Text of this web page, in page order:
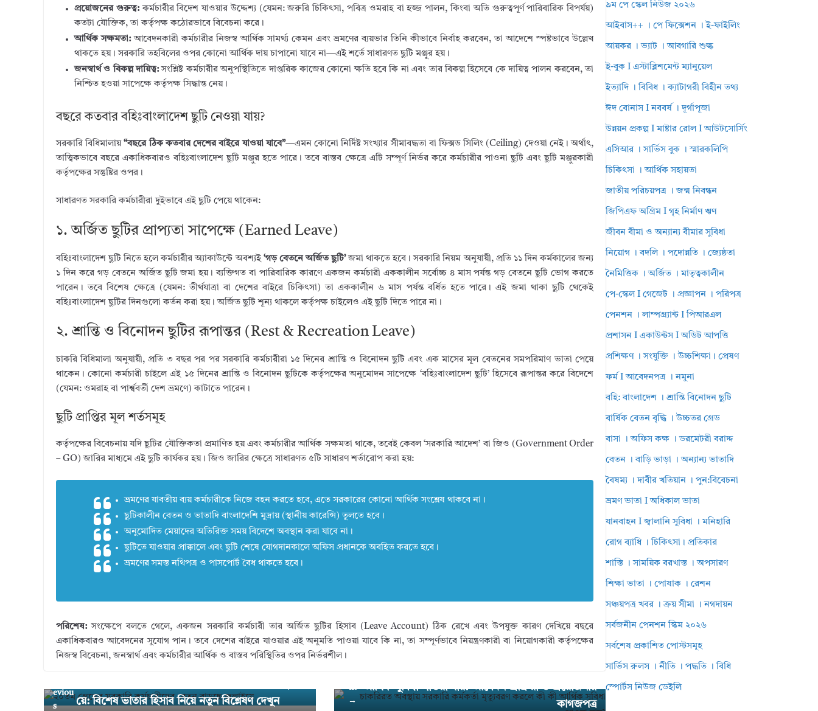
প্রয়োজনের গুরুত্ব:কর্মচারীর বিদেশ যাওয়ার উদ্দেশ্য (যেমন: জরুরি চিকিৎসা, পবিত্র ওমরাহ বা হজ্জ পালন, কিংবা অতি গুরুত্বপূর্ণ পারিবারিক বিপর্যয়)
কতটা যৌক্তিক, তা কর্তৃপক্ষ কঠোরভাবে বিবেচনা করে।
আর্থিক সক্ষমতা:আবেদনকারী কর্মচারীর নিজস্ব আর্থিক সামর্থ্য কেমন এবং ভ্রমণের ব্যয়ভার তিনি কীভাবে নির্বাহ করবেন, তা আদেশে স্পষ্টভাবে উল্লেখ
থাকতে হয়। সরকারি তহবিলের ওপর কোনো আর্থিক দায় চাপানো যাবে না—এই শর্তে সাধারণত ছুটি মঞ্জুর হয়।
জনস্বার্থ ও বিকল্প দায়িত্ব:সংশ্লিষ্ট কর্মচারীর অনুপস্থিতিতে দাপ্তরিক কাজের কোনো ক্ষতি হবে কি না এবং তার বিকল্প হিসেবে কে দায়িত্ব পালন করবেন, তা
নিশ্চিত হওয়া সাপেক্ষে কর্তৃপক্ষ সিদ্ধান্ত নেয়।
বছরে কতবার বহিঃবাংলাদেশ ছুটি নেওয়া যায়?
সরকারি বিধিমালায়“বছরে ঠিক কতবার দেশের বাইরে যাওয়া যাবে”—এমন কোনো নির্দিষ্ট সংখ্যার সীমাবদ্ধতা বা ফিক্সড সিলিং (Ceiling) দেওয়া নেই। অর্থাৎ,
তাত্ত্বিকভাবে বছরে একাধিকবারও বহিঃবাংলাদেশ ছুটি মঞ্জুর হতে পারে। তবে বাস্তব ক্ষেত্রে এটি সম্পূর্ণ নির্ভর করে কর্মচারীর পাওনা ছুটি এবং ছুটি মঞ্জুরকারী
কর্তৃপক্ষের সন্তুষ্টির ওপর।
সাধারণত সরকারি কর্মচারীরা দুইভাবে এই ছুটি পেয়ে থাকেন:
১. অর্জিত ছুটির প্রাপ্যতা সাপেক্ষে (Earned Leave)
বহিঃবাংলাদেশ ছুটি নিতে হলে কর্মচারীর অ্যাকাউন্টে অবশ্যই ‘গড় বেতনে অর্জিত ছুটি’জমা থাকতে হবে। সরকারি নিয়ম অনুযায়ী, প্রতি ১১ দিন কর্মকালের জন্য
১ দিন করে গড় বেতনে অর্জিত ছুটি জমা হয়। ব্যক্তিগত বা পারিবারিক কারণে একজন কর্মচারী এককালীন সর্বোচ্চ ৪ মাস পর্যন্ত গড় বেতনে ছুটি ভোগ করতে
পারেন। তবে বিশেষ ক্ষেত্রে (যেমন: তীর্থযাত্রা বা দেশের বাইরে চিকিৎসা) তা এককালীন ৬ মাস পর্যন্ত বর্ধিত হতে পারে। এই জমা থাকা ছুটি থেকেই
বহিঃবাংলাদেশ ছুটির দিনগুলো কর্তন করা হয়। অর্জিত ছুটি শূন্য থাকলে কর্তৃপক্ষ চাইলেও এই ছুটি দিতে পারে না।
২. শ্রান্তি ও বিনোদন ছুটির রূপান্তর (Rest & Recreation Leave)
চাকরি বিধিমালা অনুযায়ী, প্রতি ৩ বছর পর পর সরকারি কর্মচারীরা ১৫ দিনের শ্রান্তি ও বিনোদন ছুটি এবং এক মাসের মূল বেতনের সমপরিমাণ ভাতা পেয়ে
থাকেন। কোনো কর্মচারী চাইলে এই ১৫ দিনের শ্রান্তি ও বিনোদন ছুটিকে কর্তৃপক্ষের অনুমোদন সাপেক্ষে ‘বহিঃবাংলাদেশ ছুটি’ হিসেবে রূপান্তর করে বিদেশে
(যেমন: ওমরাহ বা পার্শ্ববর্তী দেশ ভ্রমণে) কাটাতে পারেন।
ছুটি প্রাপ্তির মূল শর্তসমূহ
কর্তৃপক্ষের বিবেচনায় যদি ছুটির যৌক্তিকতা প্রমাণিত হয় এবং কর্মচারীর আর্থিক সক্ষমতা থাকে, তবেই কেবল ‘সরকারি আদেশ’ বা জিও (Government Order
– GO) জারির মাধ্যমে এই ছুটি কার্যকর হয়। জিও জারির ক্ষেত্রে সাধারণত ৫টি সাধারণ শর্তারোপ করা হয়:
ভ্রমণের যাবতীয় ব্যয় কর্মচারীকে নিজে বহন করতে হবে, এতে সরকারের কোনো আর্থিক সংশ্লেষ থাকবে না।
ছুটিকালীন বেতন ও ভাতাদি বাংলাদেশি মুদ্রায় (স্থানীয় কারেন্সি) তুলতে হবে।
অনুমোদিত মেয়াদের অতিরিক্ত সময় বিদেশে অবস্থান করা যাবে না।
ছুটিতে যাওয়ার প্রাক্কালে এবং ছুটি শেষে যোগদানকালে অফিস প্রধানকে অবহিত করতে হবে।
ভ্রমণের সমস্ত নথিপত্র ও পাসপোর্ট বৈধ থাকতে হবে।
পরিশেষ:সংক্ষেপে বলতে গেলে, একজন সরকারি কর্মচারী তার অর্জিত ছুটির হিসাব (Leave Account) ঠিক রেখে এবং উপযুক্ত কারণ দেখিয়ে বছরে
একাধিকবারও আবেদনের সুযোগ পান। তবে দেশের বাইরে যাওয়ার এই অনুমতি পাওয়া যাবে কি না, তা সম্পূর্ণভাবে নিয়ন্ত্রণকারী বা নিয়োগকারী কর্তৃপক্ষের
নিজস্ব বিবেচনা, জনস্বার্থ এবং কর্মচারীর আর্থিক ও বাস্তব পরিস্থিতির ওপর নির্ভরশীল।
eviou
s
য়ে: বিশেষ ভাতার হিসাব নিয়ে নতুন বিশ্লেষণ দেখুন
xt
→
আর্থিক সুবিধা পাওয়া যায়? আবেদন প্রক্রিয়া ও প্রয়োজনীয়
কাগজপত্র
৯ম পে স্কেল নিউজ ২০২৬
আইবাস++ । পে ফিক্সেশন । ই-ফাইলিং
আয়কর । ভ্যাট । আবগারি শুল্ক
ই-বুক I এস্টাব্লিশমেন্ট ম্যানুয়েল
ইত্যাদি । বিবিধ । ক্যাটাগরী বিহীন তথ্য
ঈদ বোনাস I নববর্ষ । দূর্গাপূজা
উন্নয়ন প্রকল্প I মাষ্টার রোল I আউটসোর্সিং
এসিআর । সার্ভিস বুক । স্মারকলিপি
চিকিৎসা । আর্থিক সহায়তা
জাতীয় পরিচয়পত্র । জন্ম নিবন্ধন
জিপিএফ অগ্রিম I গৃহ নির্মাণ ঋণ
জীবন বীমা ও অন্যান্য বীমার সুবিধা
নিয়োগ । বদলি । পদোন্নতি । জ্যেষ্ঠতা
নৈমিত্তিক । অর্জিত । মাতৃত্বকালীন
পে-স্কেল I গেজেট । প্রজ্ঞাপন । পরিপত্র
পেনশন । লাম্পগ্র্যান্ট I পিআরএল
প্রশাসন I একাউন্টস I অডিট আপত্তি
প্রশিক্ষণ । সংযুক্তি । উচ্চশিক্ষা। প্রেষণ
ফর্ম I আবেদনপত্র । নমুনা
বহি: বাংলাদেশ । শ্রান্তি বিনোদন ছুটি
বার্ষিক বেতন বৃদ্ধি । উচ্চতর গ্রেড
বাসা । অফিস কক্ষ । ডরমেটরী বরাদ্দ
বেতন । বাড়ি ভাড়া । অন্যান্য ভাতাদি
বৈষম্য । দাবীর খতিয়ান । পুন:বিবেচনা
ভ্রমণ ভাতা I অধিকাল ভাতা
যানবাহন I জ্বালানি সুবিধা । মনিহারি
রোগ ব্যাধি । চিকিৎসা। প্রতিকার
শাস্তি । সাময়িক বরখাস্ত । অপসারণ
শিক্ষা ভাতা । পোষাক । রেশন
সঞ্চয়পত্র খবর । ক্রয় সীমা । নগদায়ন
সর্বজনীন পেনশন স্কিম ২০২৬
সর্বশেষ প্রকাশিত পোস্টসমূহ
সার্ভিস রুলস । নীতি । পদ্ধতি । বিধি
স্পোর্টস নিউজ ডেইলি